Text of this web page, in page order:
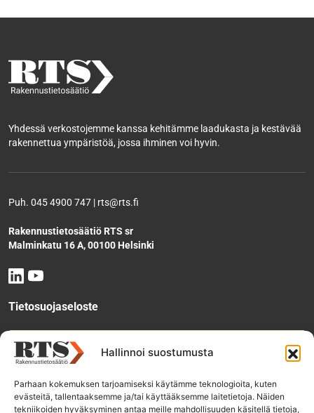
Hallinnoi suostumusta
Parhaan kokemuksen tarjoamiseksi käytämme teknologioita, kuten
evästeitä, tallentaaksemme ja/tai käyttääksemme laitetietoja. Näiden
tekniikoiden hyväksyminen antaa meille mahdollisuuden käsitellä tietoja,
Yhdessä verkostojemme kanssa kehitämme laadukasta ja kestävää
rakennettua ympäristöä, jossa ihminen voi hyvin.
Puh. 045 4900 747 | rts@rts.fi
Rakennustietosäätiö RTS sr
Malminkatu 16 A, 00100 Helsinki
Tietosuojaseloste
Tee käyttölupahakemus
Tilaa uutiskirje